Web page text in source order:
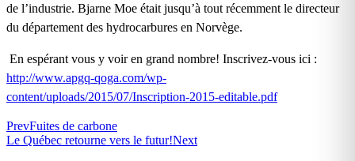
de l’industrie. Bjarne Moe était jusqu’à tout récemment le directeur
du département des hydrocarbures en Norvège.
En espérant vous y voir en grand nombre! Inscrivez-vous ici :
http://www.apgq-qoga.com/wp-
content/uploads/2015/07/Inscription-2015-editable.pdf
PrevFuites de carbone
Le Québec retourne vers le futur!Next